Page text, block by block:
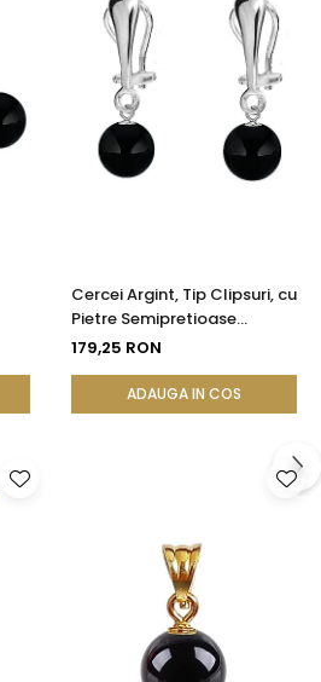
Cercei Argint, Tip Clipsuri, cu
Pietre Semipretioase
Naturale de Onix de 8 mm
179,25 RON
ADAUGA IN COS